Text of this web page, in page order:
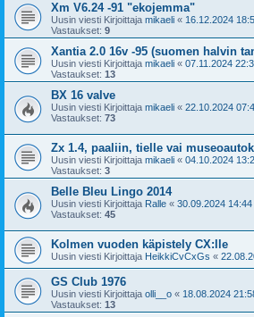
Xm V6.24 -91 "ekojemma"
Uusin viesti Kirjoittaja mikaeli « 16.12.2024
Vastaukset: 9
Xantia 2.0 16v -95 (suomen halvin
Uusin viesti Kirjoittaja mikaeli « 07.11.2024
Vastaukset: 13
BX 16 valve
Uusin viesti Kirjoittaja mikaeli « 22.10.2024
Vastaukset: 73
Zx 1.4, paaliin, tielle vai
Uusin viesti Kirjoittaja mikaeli « 04.10.2024
Vastaukset: 3
Belle Bleu Lingo 2014
Uusin viesti Kirjoittaja Ralle « 30.09.2024 14:44
Vastaukset: 45
Kolmen vuoden käpistely CX:lle
Uusin viesti Kirjoittaja HeikkiCvCxGs «
GS Club 1976
Uusin viesti Kirjoittaja olli__o « 18.08.2024
Vastaukset: 13